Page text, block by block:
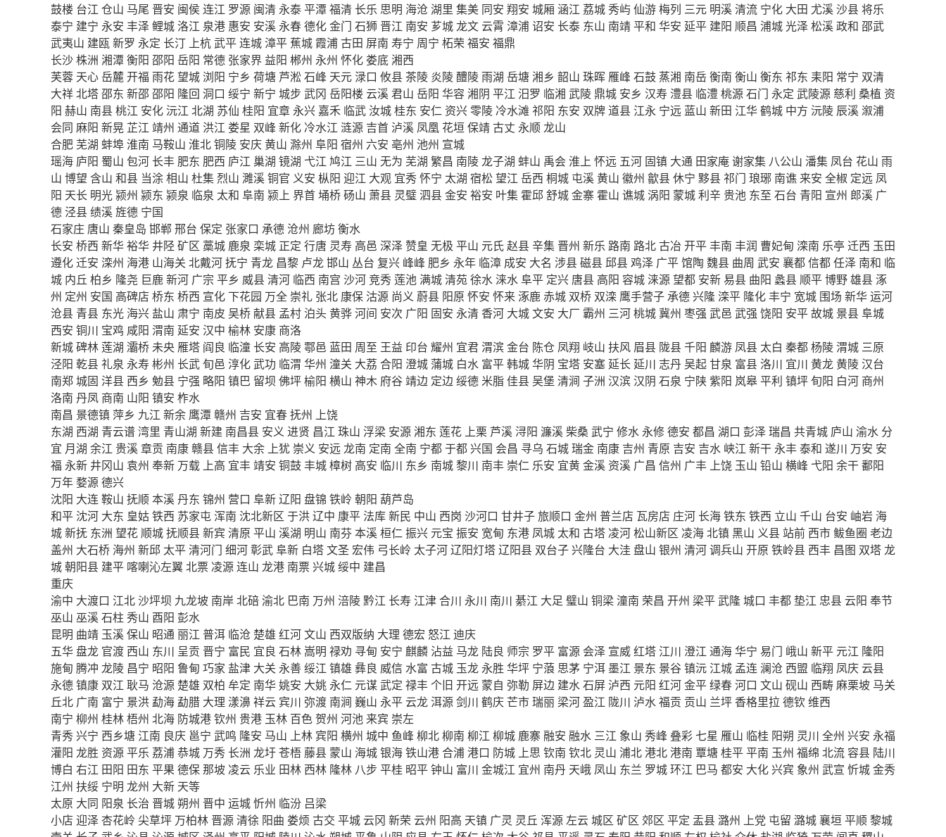
鼓楼 台江 仓山 马尾 晋安 闽侯连江 罗源 闽清 永泰平潭福清 长乐 思明 海沧 湖里 集美 同安 翔安 城厢 涵江 荔城秀屿仙游梅列 三元 明溪清流 宁化 大田 尤溪沙县将乐
泰宁 建宁 永安 丰泽鲤城洛江 泉港 惠安 安溪 永春德化金门 石狮 晋江 南安 芗城龙文 云霄 漳浦诏安 长泰 东山 南靖平和 华安 延平 建阳 顺昌 浦城光泽松溪政和 邵武
武夷山 建瓯新罗 永定 长汀 上杭武平连城 漳平 蕉城 霞浦古田 屏南 寿宁 周宁 柘荣 福安 福鼎
长沙株洲 湘潭衡阳 邵阳 岳阳 常德 张家界 益阳 郴州 永州 怀化 娄底湘西
芙蓉 天心岳麓开福 雨花望城 浏阳 宁乡 荷塘 芦淞石峰 天元 渌口 攸县茶陵 炎陵醴陵雨湖 岳塘湘乡 韶山 珠晖 雁峰 石鼓 蒸湘 南岳衡南 衡山 衡东 祁东 耒阳 常宁 双清
大祥北塔邵东 新邵邵阳 隆回 洞口 绥宁 新宁 城步 武冈 岳阳楼 云溪君山 岳阳 华容湘阴 平江 汨罗 临湘 武陵鼎城 安乡 汉寿 澧县 临澧桃源石门 永定 武陵源 慈利 桑植 资
阳 赫山 南县桃江 安化沅江 北湖 苏仙 桂阳 宜章 永兴 嘉禾 临武 汝城桂东 安仁 资兴零陵 冷水滩 祁阳 东安 双牌道县 江永 宁远 蓝山 新田 江华鹤城 中方 沅陵 辰溪 溆浦
会同 麻阳 新晃 芷江 靖州 通道 洪江 娄星 双峰 新化 冷水江 涟源 吉首 泸溪 凤凰 花垣保靖古丈 永顺龙山
合肥 芜湖 蚌埠淮南 马鞍山 淮北铜陵 安庆黄山 滁州 阜阳 宿州 六安 亳州 池州 宣城
瑶海 庐阳 蜀山 包河 长丰 肥东 肥西 庐江 巢湖 镜湖 弋江 鸠江 三山 无为 芜湖 繁昌 南陵龙子湖 蚌山 禹会淮上 怀远 五河 固镇 大通 田家庵谢家集 八公山 潘集 凤台 花山 雨
山 博望 含山 和县 当涂相山 杜集 烈山 濉溪铜官 义安 枞阳 迎江 大观 宜秀怀宁 太湖 宿松 望江 岳西 桐城 屯溪黄山 徽州 歙县休宁 黟县祁门 琅琊 南谯 来安 全椒 定远 凤
阳 天长 明光颍州 颍东 颍泉 临泉 太和 阜南 颍上 界首埇桥砀山 萧县 灵璧泗县金安 裕安 叶集 霍邱舒城金寨 霍山 谯城 涡阳 蒙城利辛 贵池 东至 石台 青阳 宣州 郎溪 广
德 泾县绩溪旌德 宁国
石家庄 唐山 秦皇岛 邯郸 邢台 保定 张家口 承德 沧州 廊坊衡水
长安 桥西 新华裕华 井陉矿区 藁城 鹿泉 栾城 正定 行唐 灵寿 高邑 深泽 赞皇 无极 平山 元氏赵县辛集 晋州 新乐 路南 路北古冶 开平丰南 丰润 曹妃甸 滦南 乐亭 迁西 玉田
遵化迁安 滦州 海港 山海关 北戴河抚宁 青龙 昌黎 卢龙邯山 丛台 复兴 峰峰 肥乡 永年 临漳 成安 大名 涉县磁县邱县鸡泽 广平馆陶 魏县 曲周 武安 襄都信都任泽 南和 临
城 内丘 柏乡 隆尧 巨鹿新河 广宗 平乡 威县清河 临西 南宫 沙河竞秀莲池 满城清苑徐水 涞水阜平 定兴 唐县 高阳 容城 涞源望都 安新易县 曲阳 蠡县 顺平博野雄县涿
州 定州 安国 高碑店 桥东 桥西 宣化下花园 万全 崇礼 张北 康保 沽源 尚义 蔚县 阳原 怀安 怀来涿鹿赤城 双桥 双滦 鹰手营子承德兴隆 滦平 隆化丰宁 宽城 围场 新华运河
沧县 青县 东光 海兴 盐山 肃宁 南皮 吴桥献县 孟村 泊头黄骅河间 安次 广阳 固安 永清 香河 大城文安 大厂 霸州 三河桃城冀州 枣强 武邑 武强 饶阳 安平故城 景县阜城
西安 铜川 宝鸡 咸阳 渭南 延安 汉中 榆林 安康 商洛
新城碑林莲湖 灞桥未央 雁塔 阎良 临潼 长安 高陵鄠邑 蓝田 周至 王益 印台 耀州 宜君渭滨金台 陈仓 凤翔 岐山 扶风 眉县 陇县千阳 麟游 凤县 太白 秦都杨陵渭城 三原
泾阳 乾县礼泉 永寿彬州 长武旬邑 淳化武功 临渭 华州 潼关 大荔 合阳 澄城蒲城 白水 富平韩城华阴 宝塔 安塞延长 延川 志丹吴起甘泉 富县洛川 宜川 黄龙黄陵汉台
南郑城固 洋县 西乡 勉县 宁强 略阳 镇巴 留坝 佛坪榆阳 横山 神木 府谷靖边 定边绥德 米脂佳县吴堡 清涧 子洲 汉滨汉阴 石泉 宁陕紫阳 岚皋平利 镇坪旬阳 白河 商州
洛南 丹凤 商南 山阳 镇安 柞水
南昌 景德镇萍乡 九江 新余 鹰潭赣州 吉安 宜春抚州 上饶
东湖 西湖 青云谱湾里 青山湖 新建 南昌县 安义 进贤 昌江 珠山 浮梁 安源湘东 莲花 上栗 芦溪 浔阳 濂溪柴桑武宁 修水 永修德安 都昌 湖口 彭泽瑞昌 共青城 庐山 渝水 分
宜 月湖 余江 贵溪章贡 南康赣县信丰 大余 上犹 崇义 安远 龙南 定南 全南 宁都于都兴国 会昌 寻乌 石城瑞金 南康 吉州 青原 吉安 吉水 峡江 新干 永丰泰和 遂川 万安 安
福 永新 井冈山 袁州 奉新 万载 上高 宜丰靖安 铜鼓丰城樟树 高安 临川 东乡 南城黎川 南丰 崇仁 乐安 宜黄金溪 资溪 广昌 信州 广丰 上饶 玉山 铅山 横峰 弋阳 余干鄱阳
万年婺源德兴
沈阳 大连鞍山 抚顺本溪丹东 锦州 营口 阜新辽阳 盘锦 铁岭 朝阳 葫芦岛
和平 沈河 大东 皇姑铁西 苏家屯 浑南 沈北新区 于洪辽中 康平 法库新民 中山 西岗 沙河口 甘井子旅顺口 金州 普兰店 瓦房店 庄河 长海铁东 铁西 立山 千山 台安 岫岩 海
城新抚 东洲 望花 顺城抚顺县新宾 清原 平山 溪湖 明山 南芬 本溪桓仁振兴 元宝 振安 宽甸 东港 凤城 太和 古塔 凌河松山新区 凌海北镇黑山 义县 站前 西市 鲅鱼圈 老边
盖州 大石桥 海州 新邱 太平清河门 细河彰武阜新 白塔文圣宏伟 弓长岭 太子河辽阳灯塔辽阳县 双台子兴隆台 大洼 盘山 银州 清河调兵山 开原 铁岭县 西丰 昌图 双塔龙
城朝阳县 建平 喀喇沁左翼北票 凌源连山 龙港 南票兴城绥中 建昌
重庆
渝中 大渡口 江北沙坪坝 九龙坡 南岸北碚渝北 巴南 万州 涪陵黔江 长寿 江津合川 永川 南川 綦江 大足 璧山 铜梁潼南 荣昌 开州 梁平武隆城口 丰都 垫江 忠县 云阳 奉节
巫山 巫溪石柱 秀山 酉阳 彭水
昆明 曲靖 玉溪保山 昭通丽江 普洱 临沧 楚雄 红河文山 西双版纳 大理 德宏 怒江 迪庆
五华盘龙 官渡 西山 东川 呈贡 晋宁 富民 宜良 石林嵩明 禄劝 寻甸 安宁 麒麟 沾益 马龙 陆良 师宗 罗平 富源 会泽 宣威红塔 江川 澄江 通海华宁 易门 峨山 新平 元江 隆阳
施甸 腾冲 龙陵 昌宁 昭阳 鲁甸 巧家 盐津 大关 永善绥江 镇雄 彝良 威信水富 古城 玉龙 永胜 华坪 宁蒗 思茅 宁洱 墨江 景东 景谷镇沅 江城 孟连 澜沧 西盟 临翔 凤庆 云县
永德镇康 双江 耿马 沧源 楚雄 双柏 牟定 南华姚安 大姚 永仁 元谋武定 禄丰个旧 开远 蒙自 弥勒 屏边 建水石屏 泸西 元阳 红河金平绿春河口 文山 砚山 西畴麻栗坡 马关
丘北 广南 富宁 景洪 勐海 勐腊 大理 漾濞祥云 宾川 弥渡 南涧 巍山 永平 云龙 洱源剑川 鹤庆 芒市瑞丽 梁河盈江 陇川 泸水福贡 贡山 兰坪 香格里拉 德钦维西
南宁 柳州 桂林梧州 北海 防城港钦州 贵港 玉林 百色贺州 河池 来宾 崇左
青秀兴宁 西乡塘 江南 良庆 邕宁 武鸣 隆安 马山 上林 宾阳 横州 城中 鱼峰 柳北柳南 柳江 柳城 鹿寨融安 融水 三江 象山 秀峰 叠彩七星 雁山 临桂 阳朔 灵川 全州 兴安 永福
灌阳 龙胜 资源平乐 荔浦恭城 万秀 长洲 龙圩苍梧 藤县蒙山 海城银海铁山港合浦港口 防城 上思 钦南 钦北 灵山 浦北港北港南 覃塘桂平平南 玉州 福绵 北流 容县 陆川
博白 右江 田阳 田东 平果 德保那坡 凌云 乐业 田林 西林 隆林 八步 平桂 昭平钟山 富川 金城江 宜州 南丹 天峨 凤山 东兰 罗城环江 巴马 都安 大化兴宾 象州 武宣 忻城金秀
江州 扶绥 宁明 龙州 大新 天等
太原 大同 阳泉 长治 晋城朔州 晋中 运城忻州 临汾 吕梁
小店 迎泽杏花岭 尖草坪 万柏林 晋源清徐 阳曲 娄烦 古交 平城 云冈 新荣 云州 阳高 天镇 广灵 灵丘 浑源左云城区 矿区 郊区 平定 盂县潞州 上党 屯留 潞城襄垣平顺黎城